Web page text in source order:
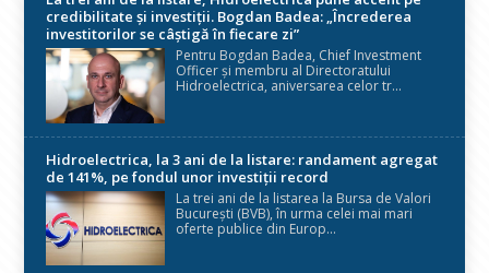
credibilitate și investiții. Bogdan Badea: „Încrederea
investitorilor se câștigă în fiecare zi”
Pentru Bogdan Badea, Chief Investment
Officer și membru al Directoratului
Hidroelectrica, aniversarea celor tr...
Hidroelectrica, la 3 ani de la listare: randament agregat
de 141%, pe fondul unor investiții record
La trei ani de la listarea la Bursa de Valori
București (BVB), în urma celei mai mari
oferte publice din Europ...